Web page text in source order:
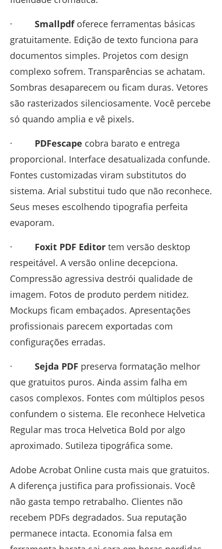
· Smallpdfoferece ferramentas básicas
gratuitamente. Edição de texto funciona para
documentos simples. Projetos com design
complexo sofrem. Transparências se achatam.
Sombras desaparecem ou ficam duras. Vetores
são rasterizados silenciosamente. Você percebe
só quando amplia e vê pixels.
· PDFescape cobra barato e entrega
proporcional. Interface desatualizada confunde.
Fontes customizadas viram substitutos do
sistema. Arial substitui tudo que não reconhece.
Seus meses escolhendo tipografia perfeita
evaporam.
· Foxit PDF Editor tem versão desktop
respeitável. A versão online decepciona.
Compressão agressiva destrói qualidade de
imagem. Fotos de produto perdem nitidez.
Mockups ficam embaçados. Apresentações
profissionais parecem exportadas com
configurações erradas.
· Sejda PDF preserva formatação melhor
que gratuitos puros. Ainda assim falha em
casos complexos. Fontes com múltiplos pesos
confundem o sistema. Ele reconhece Helvetica
Regular mas troca Helvetica Bold por algo
aproximado. Sutileza tipográfica some.
Adobe Acrobat Online custa mais que gratuitos.
A diferença justifica para profissionais. Você
não gasta tempo retrabalho. Clientes não
recebem PDFs degradados. Sua reputação
permanece intacta. Economia falsa em